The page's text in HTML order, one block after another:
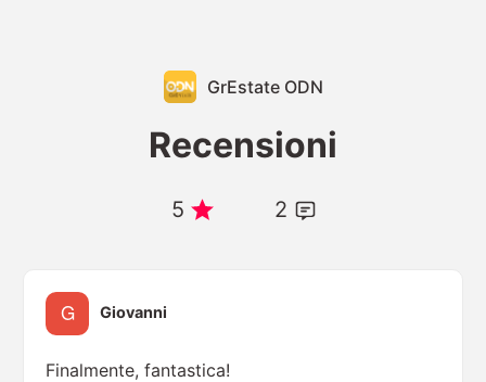
GrEstate ODN
Recensioni
5 2
Giovanni
Finalmente, fantastica!